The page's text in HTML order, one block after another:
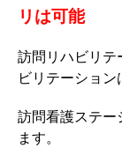
リは可能
訪問リハビリ
ビリテーション
訪問看護ステ
ます。